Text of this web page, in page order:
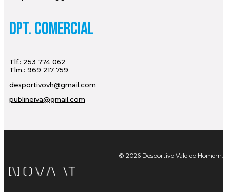
Dpt. Comercial
Tlf.: 253 774 062
Tlm.: 969 217 759
desportivovh@gmail.com
publineiva@gmail.com
© 2026 Desportivo Vale do Homem.